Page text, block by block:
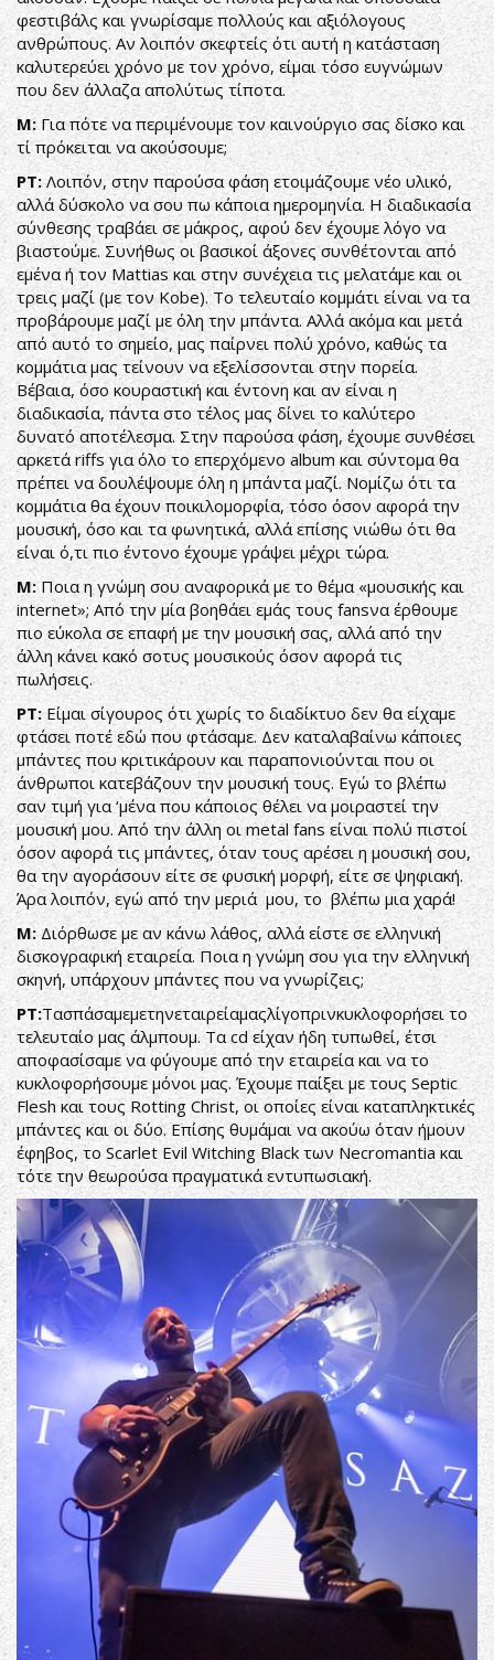
φεστιβάλς και γνωρίσαμε πολλούς και αξιόλογους
ανθρώπους. Αν λοιπόν σκεφτείς ότι αυτή η κατάσταση
καλυτερεύει χρόνο με τον χρόνο, είμαι τόσο ευγνώμων
που δεν άλλαζα απολύτως τίποτα.
Μ: Για πότε να περιμένουμε τον καινούργιο σας δίσκο και
τί πρόκειται να ακούσουμε;
ΡΤ:Λοιπόν, στην παρούσα φάση ετοιμάζουμε νέο υλικό,
αλλά δύσκολο να σου πω κάποια ημερομηνία. Η διαδικασία
σύνθεσης τραβάει σε μάκρος, αφού δεν έχουμε λόγο να
βιαστούμε. Συνήθως οι βασικοί άξονες συνθέτονται από
εμένα ή τον Mattias και στην συνέχεια τις μελατάμε και οι
τρεις μαζί (με τον Kobe). To τελευταίο κομμάτι είναι να τα
προβάρουμε μαζί με όλη την μπάντα. Αλλά ακόμα και μετά
από αυτό το σημείο, μας παίρνει πολύ χρόνο, καθώς τα
κομμάτια μας τείνουν να εξελίσσονται στην πορεία.
Βέβαια, όσο κουραστική και έντονη και αν είναι η
διαδικασία, πάντα στο τέλος μας δίνει το καλύτερο
δυνατό αποτέλεσμα. Στην παρούσα φάση, έχουμε συνθέσει
αρκετά riffs για όλο το επερχόμενο album και σύντομα θα
πρέπει να δουλέψουμε όλη η μπάντα μαζί. Νομίζω ότι τα
κομμάτια θα έχουν ποικιλομορφία, τόσο όσον αφορά την
μουσική, όσο και τα φωνητικά, αλλά επίσης νιώθω ότι θα
είναι ό,τι πιο έντονο έχουμε γράψει μέχρι τώρα.
Μ:Ποια η γνώμη σου αναφορικά με το θέμα «μουσικής και
internet»; Από την μία βοηθάει εμάς τους fansνα έρθουμε
πιο εύκολα σε επαφή με την μουσική σας, αλλά από την
άλλη κάνει κακό σοτυς μουσικούς όσον αφορά τις
πωλήσεις.
ΡΤ:Είμαι σίγουρος ότι χωρίς το διαδίκτυο δεν θα είχαμε
φτάσει ποτέ εδώ που φτάσαμε. Δεν καταλαβαίνω κάποιες
μπάντες που κριτικάρουν και παραπονιούνται που οι
άνθρωποι κατεβάζουν την μουσική τους. Εγώ το βλέπω
σαν τιμή για ‘μένα που κάποιος θέλει να μοιραστεί την
μουσική μου. Από την άλλη οι metal fans είναι πολύ πιστοί
όσον αφορά τις μπάντες, όταν τους αρέσει η μουσική σου,
θα την αγοράσουν είτε σε φυσική μορφή, είτε σε ψηφιακή.
Άρα λοιπόν, εγώ από την μεριά μου, το βλέπω μια χαρά!
Μ:Διόρθωσε με αν κάνω λάθος, αλλά είστε σε ελληνική
δισκογραφική εταιρεία. Ποια η γνώμη σου για την ελληνική
σκηνή, υπάρχουν μπάντες που να γνωρίζεις;
ΡΤ:Τασπάσαμεμετηνεταιρείαμαςλίγοπρινκυκλοφορήσει το
τελευταίο μας άλμπουμ. Τα cd είχαν ήδη τυπωθεί, έτσι
αποφασίσαμε να φύγουμε από την εταιρεία και να το
κυκλοφορήσουμε μόνοι μας. Έχουμε παίξει με τους Septic
Flesh και τους Rotting Christ, οι οποίες είναι καταπληκτικές
μπάντες και οι δύο. Επίσης θυμάμαι να ακούω όταν ήμουν
έφηβος, το Scarlet Evil Witching Black των Necromantia και
τότε την θεωρούσα πραγματικά εντυπωσιακή.